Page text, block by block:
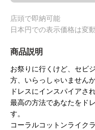
店頭で即納可能
日本円での表示価格は変
商品説明
お祭りに行くけど、セビ
方、いらっしゃいません
ドレスにインスパイアさ
最高の方法であなたをド
す。
コーラルコットンライク